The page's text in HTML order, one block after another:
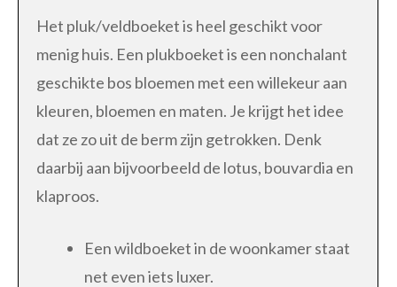
Het pluk/veldboeket is heel geschikt voor
menig huis. Een plukboeket is een nonchalant
geschikte bos bloemen met een willekeur aan
kleuren, bloemen en maten. Je krijgt het idee
dat ze zo uit de berm zijn getrokken. Denk
daarbij aan bijvoorbeeld de lotus, bouvardia en
klaproos.
Een wildboeket in de woonkamer staat
net even iets luxer.